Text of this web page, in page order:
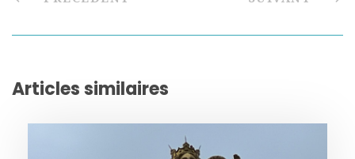
Articles similaires